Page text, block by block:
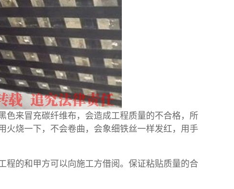
来冒充碳纤维布，会造成工程质量的不合格，所
火烧一下，不会卷曲，会象细铁丝一样发红，用手
的和甲方可以向施工方借阅。保证粘贴质量的合